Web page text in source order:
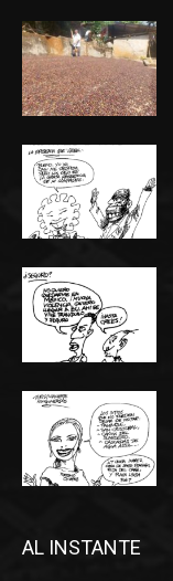
AL INSTANTE